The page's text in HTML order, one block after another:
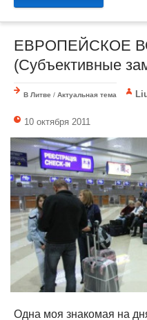
ЕВРОПЕЙСКОЕ
(Субъективные
В Литве / Актуальная тема
10 октября 2011
Одна моя знакомая на